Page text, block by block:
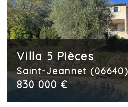
Villa 5 Pièces
Saint-Jeannet (06640)
830 000 €